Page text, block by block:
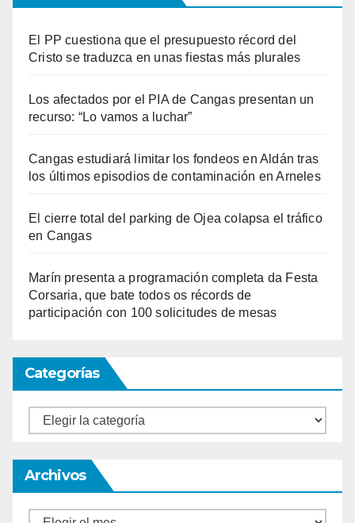
El PP cuestiona que el presupuesto récord del
Cristo se traduzca en unas fiestas más plurales
Los afectados por el PIA de Cangas presentan un
recurso: “Lo vamos a luchar”
Cangas estudiará limitar los fondeos en Aldán tras
los últimos episodios de contaminación en Arneles
El cierre total del parking de Ojea colapsa el tráfico
en Cangas
Marín presenta a programación completa da Festa
Corsaria, que bate todos os récords de
participación con 100 solicitudes de mesas
Categorías
Categorías
Archivos
Archivos